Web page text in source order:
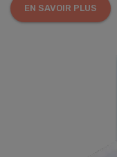
EN SAVOIR PLUS